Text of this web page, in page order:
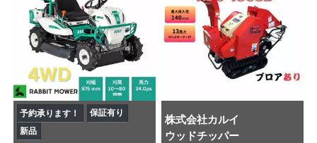
予約承ります！
保証有り
新品
株式会社カルイ
ウッドチッパー